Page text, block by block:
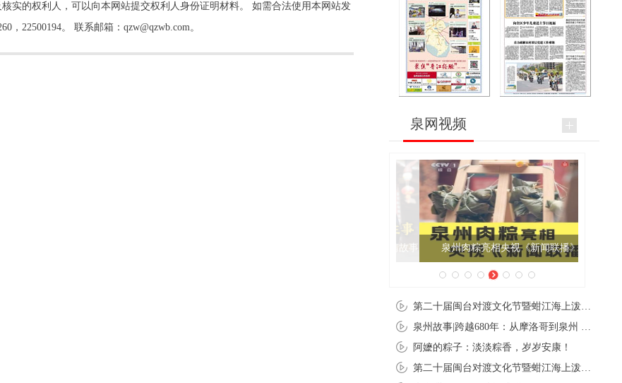
实的权利人，可以向本网站提交权利人身份证明材料。 如需合法使用本网站发
22500194。 联系邮箱：qzw@qzwb.com。
泉网视频
泉州肉粽亮相央视《新闻联播》
阿嬷的粽子：淡淡粽香，岁岁安康！